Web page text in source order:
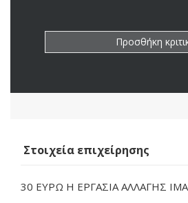
Προσθήκη
Στοιχεία επιχείρησης
30 ΕΥΡΩ Η ΕΡΓΑΣΙΑ ΑΛΛΑΓΗΣ